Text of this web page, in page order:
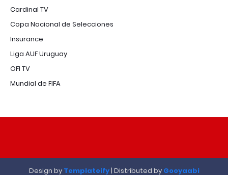
Cardinal TV
Copa Nacional de Selecciones
Insurance
Liga AUF Uruguay
OFI TV
Mundial de FIFA
Design by Templateify| Distributed by Gooyaabi